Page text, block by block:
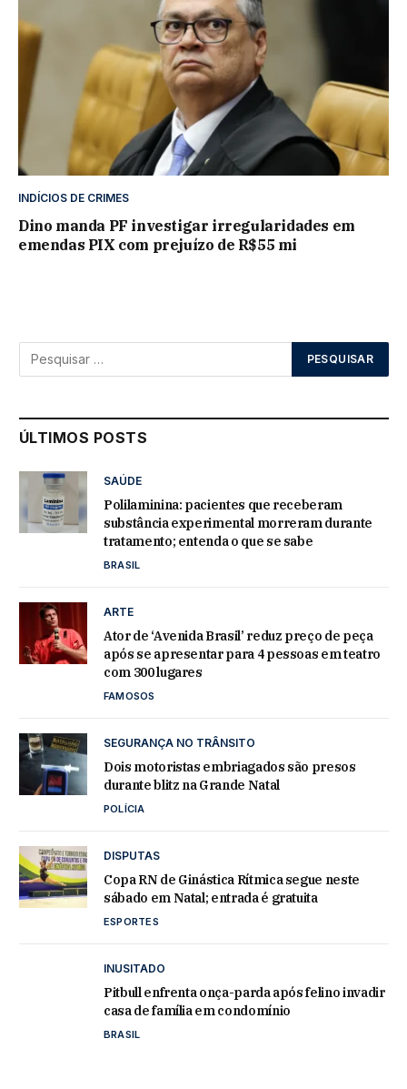
INDÍCIOS DE CRIMES
Dino manda PF investigar irregularidades em
emendas PIX com prejuízo de R$55 mi
ÚLTIMOS POSTS
SAÚDE
Polilaminina: pacientes que receberam
substância experimental morreram durante
tratamento; entenda o que se sabe
BRASIL
ARTE
Ator de ‘Avenida Brasil’ reduz preço de peça
após se apresentar para 4 pessoas em teatro
com 300 lugares
FAMOSOS
SEGURANÇA NO TRÂNSITO
Dois motoristas embriagados são presos
durante blitz na Grande Natal
POLÍCIA
DISPUTAS
Copa RN de Ginástica Rítmica segue neste
sábado em Natal; entrada é gratuita
ESPORTES
INUSITADO
Pitbull enfrenta onça-parda após felino invadir
casa de família em condomínio
BRASIL